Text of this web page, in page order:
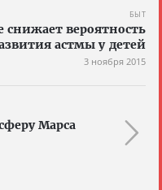
БЫТ
снижает вероятность
астмы у детей
3 ноября 2015
Марса